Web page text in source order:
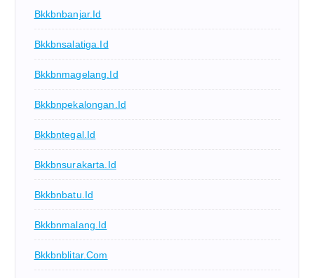
Bkkbnbanjar.id
Bkkbnsalatiga.id
Bkkbnmagelang.id
Bkkbnpekalongan.id
Bkkbntegal.id
Bkkbnsurakarta.id
Bkkbnbatu.id
Bkkbnmalang.id
Bkkbnblitar.com